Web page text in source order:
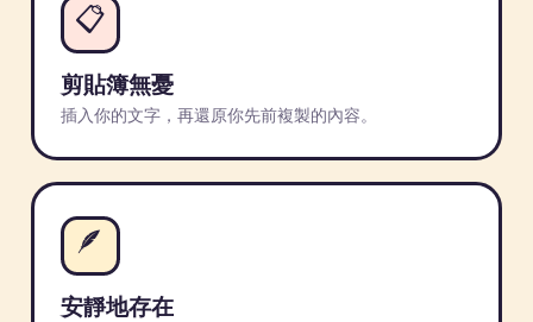
📋
剪貼簿無憂
插入你的文字，再還原你先前複製的內容。
🪶
安靜地存在